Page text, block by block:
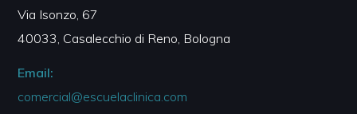
Via Isonzo, 67
40033, Casalecchio di Reno, Bologna
Email:
comercial@escuelaclinica.com